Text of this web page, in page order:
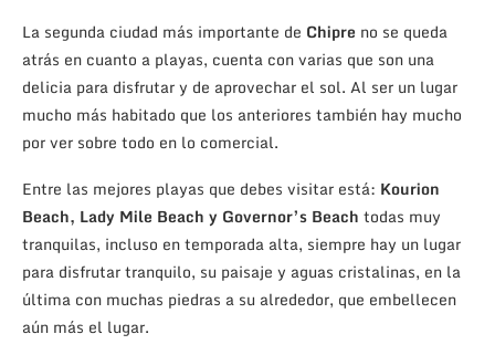
La segunda ciudad más importante de Chipre no se queda
atrás en cuanto a playas, cuenta con varias que son una
delicia para disfrutar y de aprovechar el sol. Al ser un lugar
mucho más habitado que los anteriores también hay mucho
por ver sobre todo en lo comercial.
Entre las mejores playas que debes visitar está: Kourion
Beach, Lady Mile Beach y Governor’s Beach todas muy
tranquilas, incluso en temporada alta, siempre hay un lugar
para disfrutar tranquilo, su paisaje y aguas cristalinas, en la
última con muchas piedras a su alrededor, que embellecen
aún más el lugar.